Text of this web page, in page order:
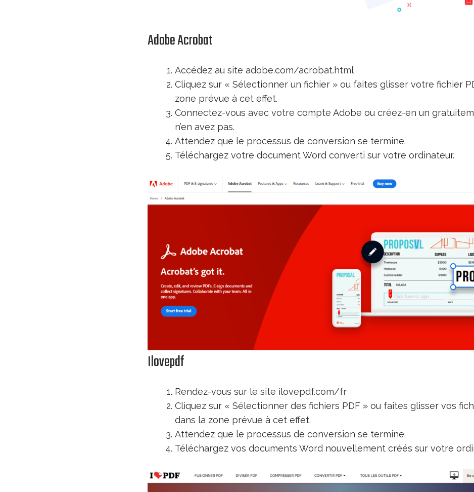
Adobe Acrobat
Accédez au site adobe.com/acrobat.html
Cliquez sur « Sélectionner un fichier » ou faites glisser votre fichier
zone prévue à cet effet.
Connectez-vous avec votre compte Adobe ou créez-en un
n’en avez pas.
Attendez que le processus de conversion se termine.
Téléchargez votre document Word converti sur votre ordinateur.
Ilovepdf
Rendez-vous sur le site ilovepdf.com/fr
Cliquez sur « Sélectionner des fichiers PDF » ou faites glisser vos
dans la zone prévue à cet effet.
Attendez que le processus de conversion se termine.
Téléchargez vos documents Word nouvellement créés sur votre